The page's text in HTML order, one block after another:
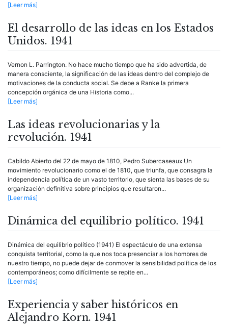
[Leer más]
El desarrollo de las ideas en los Estados
Unidos. 1941
Vernon L. Parrington. No hace mucho tiempo que ha sido advertida, de
manera consciente, la significación de las ideas dentro del complejo de
motivaciones de la conducta social. Se debe a Ranke la primera
concepción orgánica de una Historia como...
[Leer más]
Las ideas revolucionarias y la
revolución. 1941
Cabildo Abierto del 22 de mayo de 1810, Pedro Subercaseaux Un
movimiento revolucionario como el de 1810, que triunfa, que consagra la
independencia política de un vasto territorio, que sienta las bases de su
organización definitiva sobre principios que resultaron...
[Leer más]
Dinámica del equilibrio político. 1941
Dinámica del equilibrio político (1941) El espectáculo de una extensa
conquista territorial, como la que nos toca presenciar a los hombres de
nuestro tiempo, no puede dejar de conmover la sensibilidad política de los
contemporáneos; como difícilmente se repite en...
[Leer más]
Experiencia y saber históricos en
Alejandro Korn. 1941